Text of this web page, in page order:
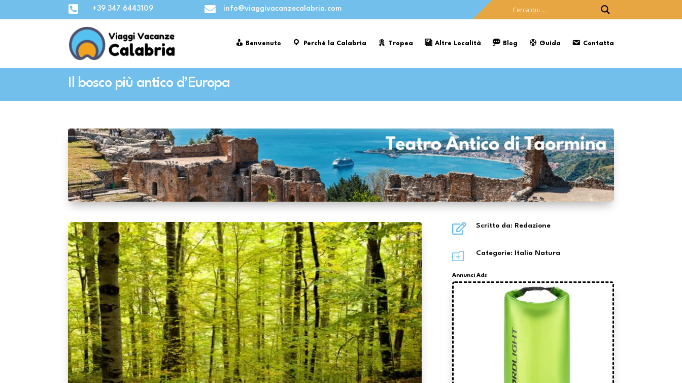
 +39 347 6443109  info@viaggivacanzecalabria.com
Benvenuto Perché la Calabria Tropea Altre Località Blog Guida Contatta
Il bosco più antico d’Europa
 Scritto da: Redazione
o Categorie: Italia Natura
Annunci Ads